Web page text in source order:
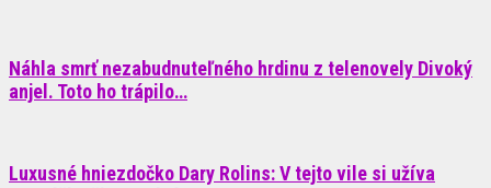
Náhla smrť nezabudnuteľného hrdinu z telenovely Divoký
anjel. Toto ho trápilo…
Luxusné hniezdočko Dary Rolins: V tejto vile si užíva